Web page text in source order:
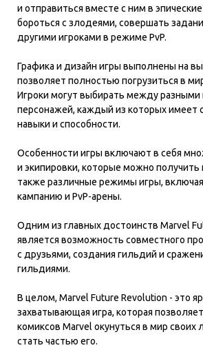
и отправиться вместе с ним в
бороться с злодеями, совершать
другими игроками в режиме PvP.
Графика и дизайн игры выполнены на
позволяет полностью погрузиться в
Игроки могут выбирать между разными
персонажей, каждый из которых имеет
навыки и способности.
Особенности игры включают в себя
и экипировки, которые можно получить
также различные режимы игры,
кампанию и PvP-арены.
Одним из главных достоинств Marvel
является возможность совместного
с друзьями, создания гильдий и
гильдиями.
В целом, Marvel Future Revolution - это
захватывающая игра, которая
комиксов Marvel окунуться в мир своих
стать частью его.